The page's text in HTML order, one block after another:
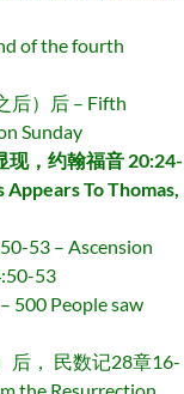
of the fourth
后）后 – Fifth
Sunday
现，约翰福音 20:24-
Appears To Thomas,
53 – Ascension
53
500 People saw
后， 民数记28章16-